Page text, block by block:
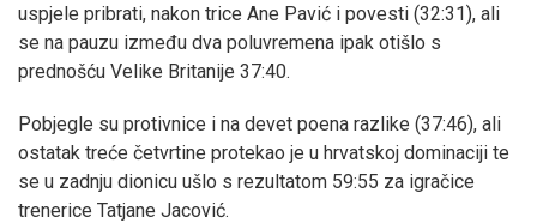
uspjele pribrati, nakon trice Ane Pavić i povesti (32:31), ali
se na pauzu između dva poluvremena ipak otišlo s
prednošću Velike Britanije 37:40.
Pobjegle su protivnice i na devet poena razlike (37:46), ali
ostatak treće četvrtine protekao je u hrvatskoj dominaciji te
se u zadnju dionicu ušlo s rezultatom 59:55 za igračice
trenerice Tatjane Jacović.